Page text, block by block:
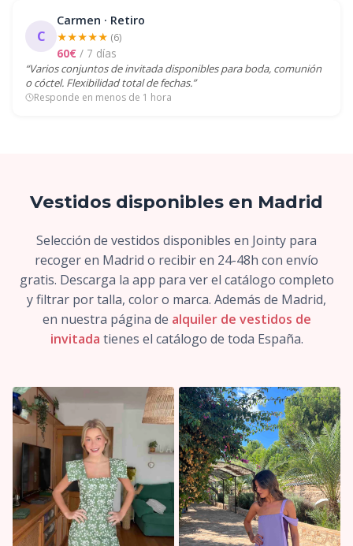
C
Carmen · Retiro
★★★★★ (6)
60€ / 7 días
“Varios conjuntos de invitada disponibles para boda, comunión
o cóctel. Flexibilidad total de fechas.”
Responde en menos de 1 hora
Vestidos disponibles en Madrid
Selección de vestidos disponibles en Jointy para
recoger en Madrid o recibir en 24-48h con envío
gratis. Descarga la app para ver el catálogo completo
y filtrar por talla, color o marca. Además de Madrid,
en nuestra página de alquiler de vestidos de
invitada tienes el catálogo de toda España.